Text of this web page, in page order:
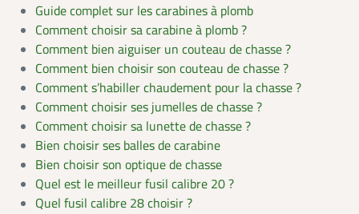
Guide complet sur les carabines à plomb
Comment choisir sa carabine à plomb ?
Comment bien aiguiser un couteau de chasse ?
Comment bien choisir son couteau de chasse ?
Comment s’habiller chaudement pour la chasse ?
Comment choisir ses jumelles de chasse ?
Comment choisir sa lunette de chasse ?
Bien choisir ses balles de carabine
Bien choisir son optique de chasse
Quel est le meilleur fusil calibre 20 ?
Quel fusil calibre 28 choisir ?